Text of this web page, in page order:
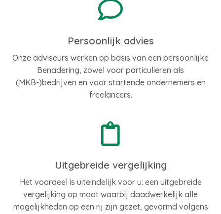
Persoonlijk advies
Onze adviseurs werken op basis van een persoonlijke
Benadering, zowel voor particulieren als
(MKB-)bedrijven en voor startende ondernemers en
freelancers.
Uitgebreide vergelijking
Het voordeel is uiteindelijk voor u: een uitgebreide
vergelijking op maat waarbij daadwerkelijk alle
mogelijkheden op een rij zijn gezet, gevormd volgens